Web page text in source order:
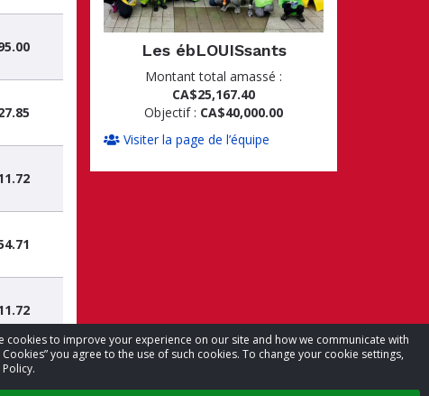
to improve your experience on our site and how we communicate with
you agree to the use of such cookies. To change your cookie settings,
Les ébLOUISsants
Montant total amassé :
CA$25,167.40
Objectif : CA$40,000.00
Visiter la page de l’équipe